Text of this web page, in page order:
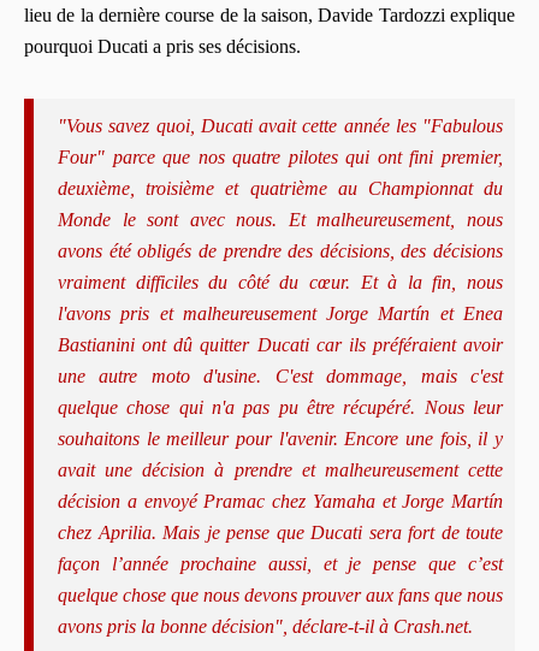
lieu de la dernière course de la saison, Davide Tardozzi explique
pourquoi Ducati a pris ses décisions.
"Vous savez quoi, Ducati avait cette année les "Fabulous
Four" parce que nos quatre pilotes qui ont fini premier,
deuxième, troisième et quatrième au Championnat du
Monde le sont avec nous. Et malheureusement, nous
avons été obligés de prendre des décisions, des décisions
vraiment difficiles du côté du cœur. Et à la fin, nous
l'avons pris et malheureusement Jorge Martín et Enea
Bastianini ont dû quitter Ducati car ils préféraient avoir
une autre moto d'usine. C'est dommage, mais c'est
quelque chose qui n'a pas pu être récupéré. Nous leur
souhaitons le meilleur pour l'avenir. Encore une fois, il y
avait une décision à prendre et malheureusement cette
décision a envoyé Pramac chez Yamaha et Jorge Martín
chez Aprilia. Mais je pense que Ducati sera fort de toute
façon l’année prochaine aussi, et je pense que c’est
quelque chose que nous devons prouver aux fans que nous
avons pris la bonne décision", déclare-t-il à Crash.net.